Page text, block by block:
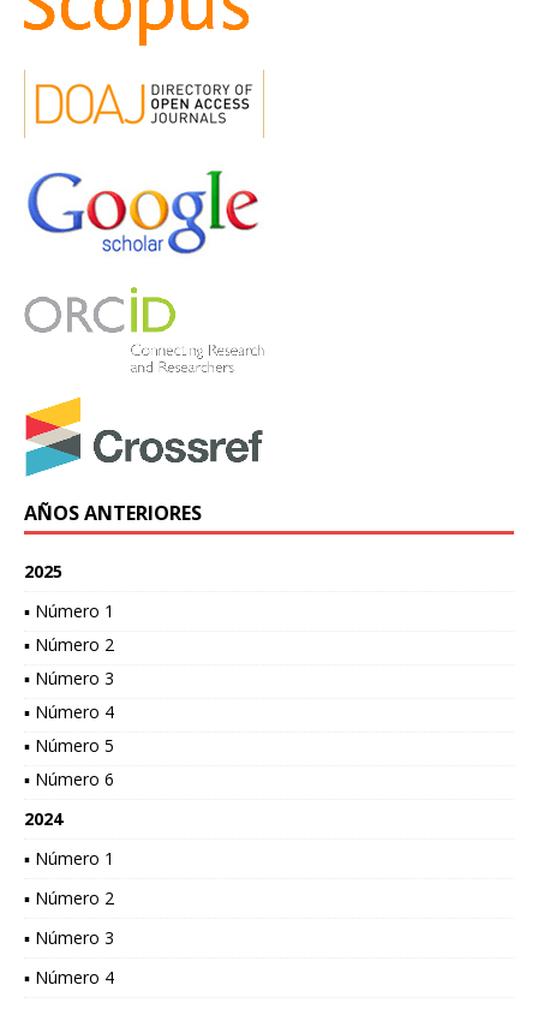
AÑOS ANTERIORES
2025
▪ Número 1
▪ Número 2
▪ Número 3
▪ Número 4
▪ Número 5
▪ Número 6
2024
▪ Número 1
▪ Número 2
▪ Número 3
▪ Número 4